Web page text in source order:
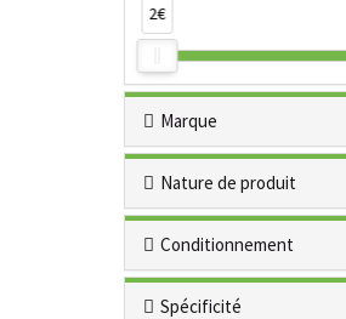
2€
Marque
Nature de produit
Conditionnement
Spécificité